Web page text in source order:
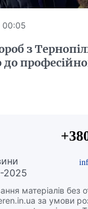
00:05
з
2025
матеріалів без
за умови